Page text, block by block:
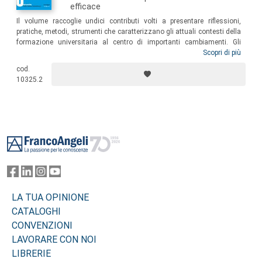
efficace
Il volume raccoglie undici contributi volti a presentare riflessioni,
pratiche, metodi, strumenti che caratterizzano gli attuali contesti della
formazione universitaria al centro di importanti cambiamenti. Gli
Atenei che attivano programmi di formazione pedagogica dei docenti
permettano agli studenti di diventare protagonisti attivi dei processi
educativi attraverso programmi e azioni in grado di rappresentare la
Scopri di più
cod.
10325.2
LA TUA OPINIONE
CATALOGHI
CONVENZIONI
LAVORARE CON NOI
LIBRERIE